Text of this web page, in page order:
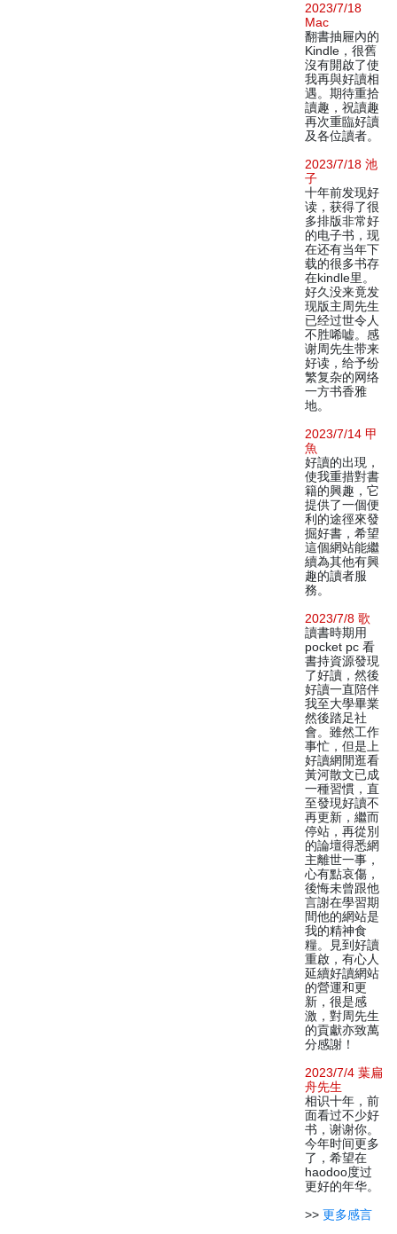
2023/7/18
Mac
翻書抽屜內的
Kindle，很舊
沒有開啟了使
我再與好讀相
遇。期待重拾
讀趣，祝讀趣
再次重臨好讀
及各位讀者。
2023/7/18 池
子
十年前发现好
读，获得了很
多排版非常好
的电子书，现
在还有当年下
载的很多书存
在kindle里。
好久没来竟发
现版主周先生
已经过世令人
不胜唏嘘。感
谢周先生带来
好读，给予纷
繁复杂的网络
一方书香雅
地。
2023/7/14 甲
魚
好讀的出現，
使我重措對書
籍的興趣，它
提供了一個便
利的途徑來發
掘好書，希望
這個網站能繼
續為其他有興
趣的讀者服
務。
2023/7/8 歌
讀書時期用
pocket pc 看
書持資源發現
了好讀，然後
好讀一直陪伴
我至大學畢業
然後踏足社
會。雖然工作
事忙，但是上
好讀網閒逛看
黃河散文已成
一種習慣，直
至發現好讀不
再更新，繼而
停站，再從別
的論壇得悉網
主離世一事，
心有點哀傷，
後悔未曾跟他
言謝在學習期
間他的網站是
我的精神食
糧。見到好讀
重啟，有心人
延續好讀網站
的營運和更
新，很是感
激，對周先生
的貢獻亦致萬
分感謝！
2023/7/4 葉扁
舟先生
相识十年，前
面看过不少好
书，谢谢你。
今年时间更多
了，希望在
haodoo度过
更好的年华。
>> 更多感言